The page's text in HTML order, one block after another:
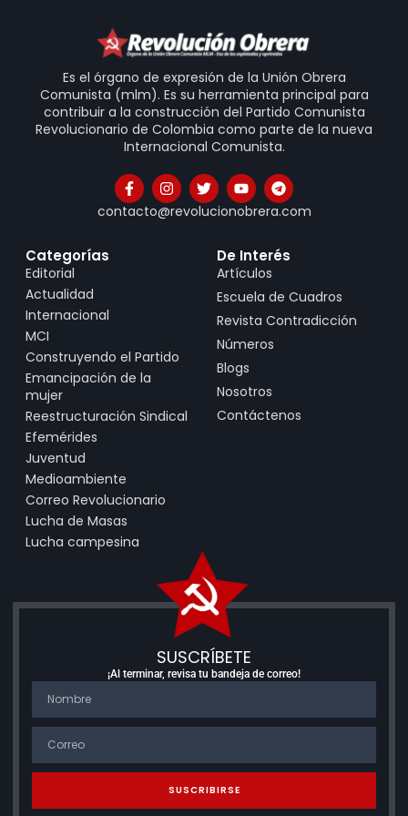
Es el órgano de expresión de la Unión Obrera
Comunista (mlm). Es su herramienta principal para
contribuir a la construcción del Partido Comunista
Revolucionario de Colombia como parte de la nueva
Internacional Comunista.
contacto@revolucionobrera.com
Categorías
Editorial
Actualidad
Internacional
MCI
Construyendo el Partido
Emancipación de la
mujer
Reestructuración Sindical
Efemérides
Juventud
Medioambiente
Correo Revolucionario
Lucha de Masas
Lucha campesina
De Interés
Artículos
Escuela de Cuadros
Revista Contradicción
Números
Blogs
Nosotros
Contáctenos
SUSCRÍBETE
¡Al terminar, revisa tu bandeja de correo!
SUSCRIBIRSE